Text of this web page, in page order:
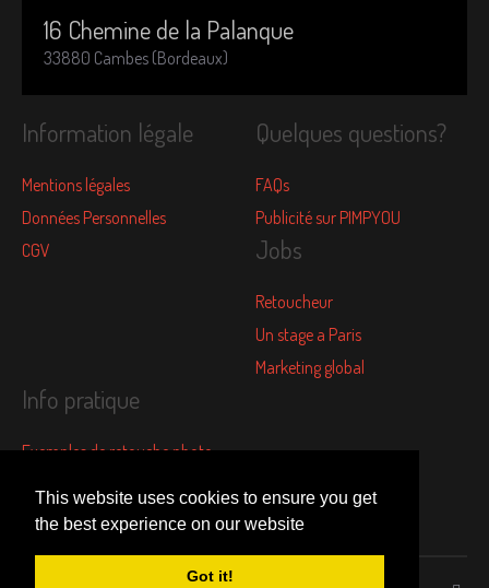
This website uses cookies to ensure you get
the best experience on our website
Got it!
16 Chemine de la Palanque
33880 Cambes (Bordeaux)
Information légale
Mentions légales
Données Personnelles
CGV
Quelques questions?
FAQs
Publicité sur PIMPYOU
Jobs
Retoucheur
Un stage a Paris
Marketing global
Info pratique
Exemples de retouche photo
Avis clients